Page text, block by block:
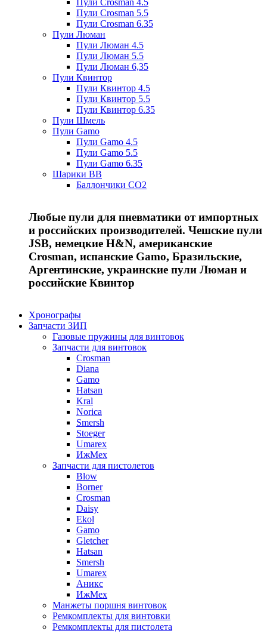
Пули Crosman 4.5
Пули Crosman 5.5
Пули Crosman 6.35
Пули Люман
Пули Люман 4.5
Пули Люман 5.5
Пули Люман 6,35
Пули Квинтор
Пули Квинтор 4.5
Пули Квинтор 5.5
Пули Квинтор 6.35
Пули Шмель
Пули Gamo
Пули Gamo 4.5
Пули Gamo 5.5
Пули Gamo 6.35
Шарики BB
Баллончики CO2
Любые пули для пневматики от импортных
и российских производителей. Чешские пули
JSB, немецкие H&N, американские
Crosman, испанские Gamo, Бразильские,
Аргентинские, украинские пули Люман и
российские Квинтор
Хронографы
Запчасти ЗИП
Газовые пружины для винтовок
Запчасти для винтовок
Crosman
Diana
Gamo
Hatsan
Kral
Norica
Smersh
Stoeger
Umarex
ИжМех
Запчасти для пистолетов
Blow
Borner
Crosman
Daisy
Ekol
Gamo
Gletcher
Hatsan
Smersh
Umarex
Аникс
ИжМех
Манжеты поршня винтовок
Ремкомплекты для винтовки
Ремкомплекты для пистолета